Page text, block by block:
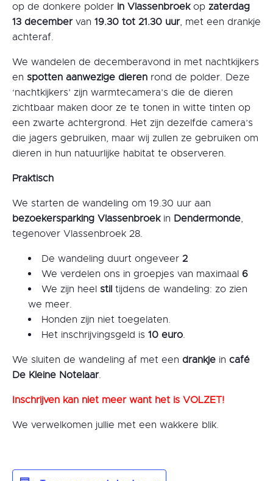
op de donkere polder in Vlassenbroekop zaterdag
13 decembervan 19.30 tot 21.30 uur, met een drankje
achteraf.
We wandelen de decemberavond in met nachtkijkers
en spotten aanwezige dieren rond de polder. Deze
‘nachtkijkers’ zijn warmtecamera’s die de dieren
zichtbaar maken door ze te tonen in witte tinten op
een zwarte achtergrond. Het zijn dezelfde camera’s
die jagers gebruiken, maar wij zullen ze gebruiken om
dieren in hun natuurlijke habitat te observeren.
Praktisch
We starten de wandeling om 19.30 uur aan
bezoekersparking Vlassenbroekin Dendermonde,
tegenover Vlassenbroek 28.
De wandeling duurt ongeveer2
We verdelen ons in groepjes van maximaal 6
We zijn heelstil tijdens de wandeling: zo zien
we meer.
Honden zijn niet toegelaten.
Het inschrijvingsgeld is10 euro.
We sluiten de wandeling af met een drankje in café
De Kleine Notelaar.
Inschrijven kan niet meer want het is VOLZET!
We verwelkomen jullie met een wakkere blik.